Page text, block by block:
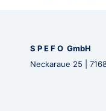
S P E F O GmbH
Neckaraue 25 |